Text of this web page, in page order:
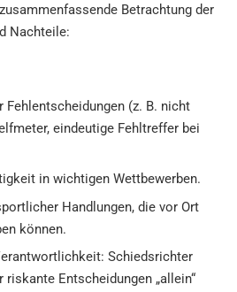
Betrachtung der
Nachteile:
Fehlentscheidungen (z. B. nicht
eindeutige Fehltreffer bei
in wichtigen Wettbewerben.
Handlungen, die vor Ort
können.
Schiedsrichter
riskante Entscheidungen „allein“